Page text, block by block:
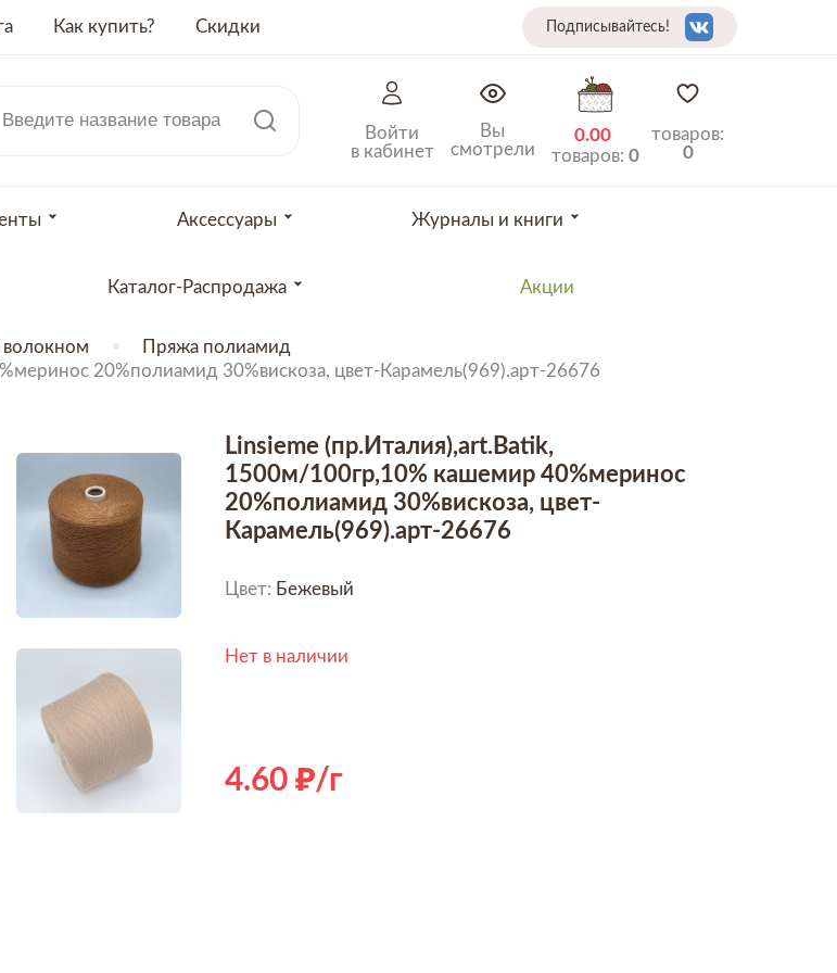
Как купить? Скидки Подписывайтесь!
Войти
в кабинет
Вы
смотрели
0.00
товаров: 0
товаров:
0
Аксессуары Журналы и книги
Каталог-Распродажа Акции
волокном
Пряжа полиамид
20%полиамид 30%вискоза, цвет-Карамель(969).арт-26676
Linsieme (пр.Италия),art.Batik,
1500м/100гр,10% кашемир 40%меринос
20%полиамид 30%вискоза, цвет-
Карамель(969).арт-26676
Цвет: Бежевый
Нет в наличии
4.60 /г